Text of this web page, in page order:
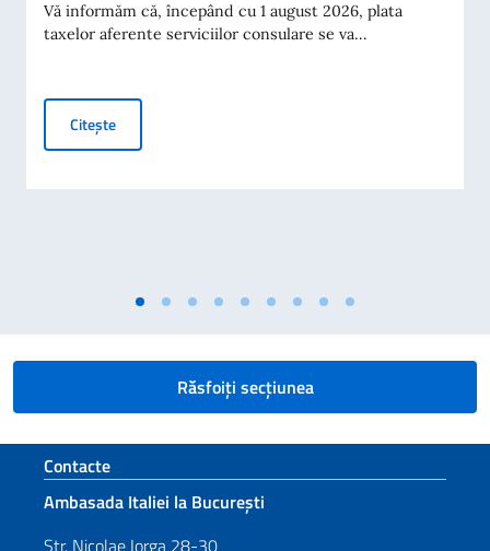
Vă informăm că, începând cu 1 august 2026, plata
taxelor aferente serviciilor consulare se va...
CiteștePLATA TAXELOR CONSULARE LA GHIȘEU, INCLUSIV
Răsfoiți secțiunea
Footer section
Contacte
Ambasada Italiei la București
Str. Nicolae Iorga 28-30